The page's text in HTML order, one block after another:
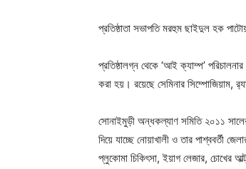
প্রতিষ্ঠাতা সভাপতি মরহুম ছাইদুল হক
প্রতিষ্ঠালগ্ন থেকে ‘আই ক্যাম্প’
করা হয়। রয়েছে সেমিনার সিম্পোজিয়াম,
সোনাইমুড়ী অন্ধকল্যাণ সমিতি ২০১১
দিয়ে যাচ্ছে নোয়াখালী ও তার পাশ্ববর্তী
প্লুকোমা চিকিৎসা, ইয়াগ লেজার, চোখের